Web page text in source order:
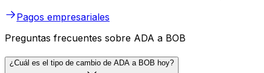
Pagos empresariales
Preguntas frecuentes sobre ADA a BOB
¿Cuál es el tipo de cambio de ADA a BOB hoy?